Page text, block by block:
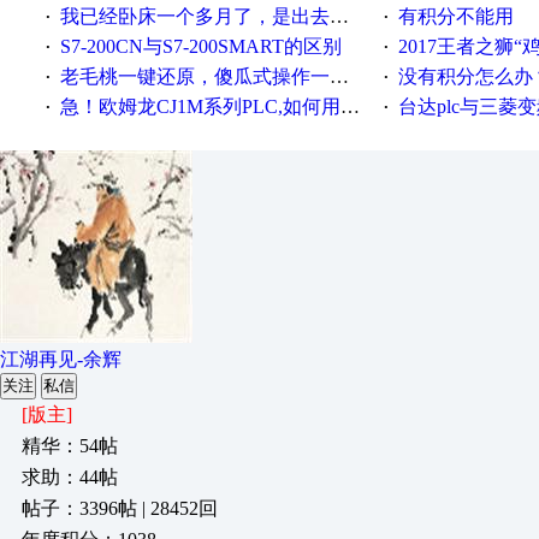
· 我已经卧床一个多月了，是出去安装机械手在高速遭遇车祸所致:大家工作都要特别注意啊 · 有积分不能用
· S7-200CN与S7-200SMART的区别 · 2017王者之狮“鸡”情签到
· 老毛桃一键还原，傻瓜式操作一键轻松备份还原；程序为向导式安装，一键即可实现自动备份或还原系统。 · 没有积分怎么办
· 急！欧姆龙CJ1M系列PLC,如何用时间控制变频器。要求时间在组态王中可以自由输入！拜托各位大神了！ · 台达plc与三菱
江湖再见-余辉
关注 私信
[版主]
精华：54帖
求助：44帖
帖子：3396帖 | 28452回